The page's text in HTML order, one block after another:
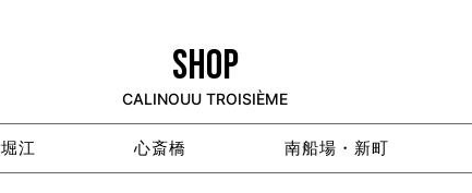
SHOP
CALINOUU TROISIÈME
堀江 心斎橋 南船場・新町